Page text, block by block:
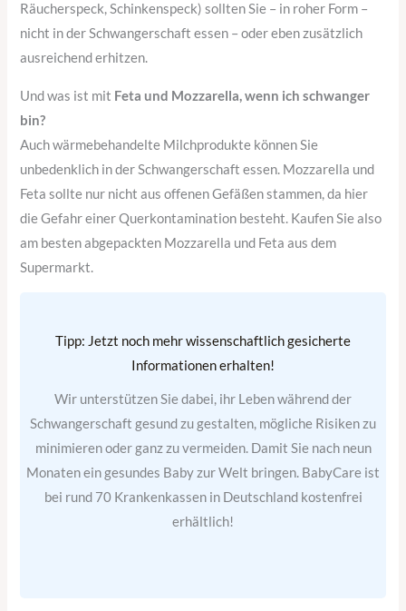
Räucherspeck, Schinkenspeck) sollten Sie – in roher Form –
nicht in der Schwangerschaft essen – oder eben zusätzlich
ausreichend erhitzen.
Und was ist mit Feta und Mozzarella, wenn ich schwanger
bin?
Auch wärmebehandelte Milchprodukte können Sie
unbedenklich in der Schwangerschaft essen. Mozzarella und
Feta sollte nur nicht aus offenen Gefäßen stammen, da hier
die Gefahr einer Querkontamination besteht. Kaufen Sie also
am besten abgepackten Mozzarella und Feta aus dem
Supermarkt.
Tipp: Jetzt noch mehr wissenschaftlich gesicherte
Informationen erhalten!
Wir unterstützen Sie dabei, ihr Leben während der
Schwangerschaft gesund zu gestalten, mögliche Risiken zu
minimieren oder ganz zu vermeiden. Damit Sie nach neun
Monaten ein gesundes Baby zur Welt bringen. BabyCare ist
bei rund 70 Krankenkassen in Deutschland kostenfrei
erhältlich!